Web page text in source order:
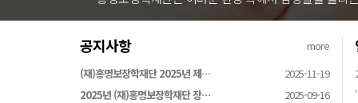
공지사항
more
(재)홍명보장학재단 2025년 제…
2025-11-19
2025년 (재)홍명보장학재단 장…
2025-09-16